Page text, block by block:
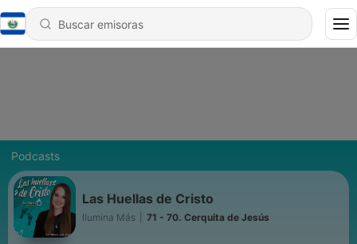
Podcasts
Las Huellas de Cristo
Ilumina Más 71 - 70. Cerquita de Jesús